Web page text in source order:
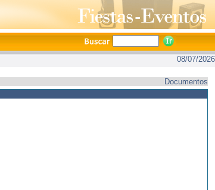
08/07/2026
Documentos